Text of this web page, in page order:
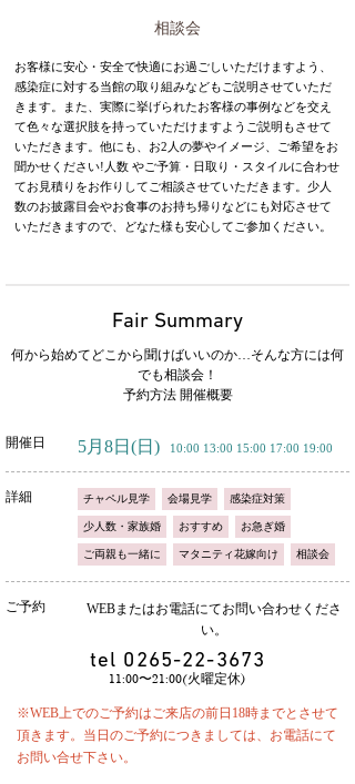
相談会
お客様に安心・安全で快適にお過ごしいただけますよう、
感染症に対する当館の取り組みなどもご説明させていただ
きます。また、実際に挙げられたお客様の事例などを交え
て色々な選択肢を持っていただけますようご説明もさせて
いただきます。他にも、お2人の夢やイメージ、ご希望をお
聞かせください!人数 やご予算・日取り・スタイルに合わせ
てお見積りをお作りしてご相談させていただきます。少人
数のお披露目会やお食事のお持ち帰りなどにも対応させて
いただきますので、どなた様も安心してご参加ください。
Fair Summary
何から始めてどこから聞けばいいのか…そんな方には何
でも相談会！
予約方法 開催概要
開催日 5月8日 (日) 10:00 13:00 15:00 17:00 19:00
詳細 チャペル見学 会場見学 感染症対策
少人数・家族婚 おすすめ お急ぎ婚
ご両親も一緒に マタニティ花嫁向け 相談会
ご予約
WEBまたはお電話にてお問い合わせくださ
い。
tel 0265-22-3673
11:00〜21:00(火曜定休)
※WEB上でのご予約はご来店の前日18時までとさせて
頂きます。当日のご予約につきましては、お電話にて
お問い合せ下さい。